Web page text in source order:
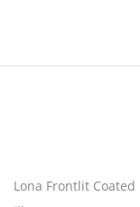
Lona Frontlit